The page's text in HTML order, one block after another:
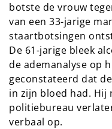
botste de vrouw
van een 33-jarige
staartbotsingen
De 61-jarige bleek
de ademanalyse op
geconstateerd dat
in zijn bloed had.
politiebureau
verbaal op.